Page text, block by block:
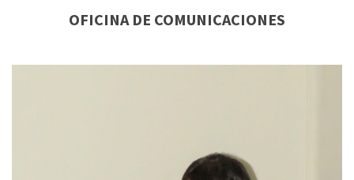
OFICINA DE COMUNICACIONES